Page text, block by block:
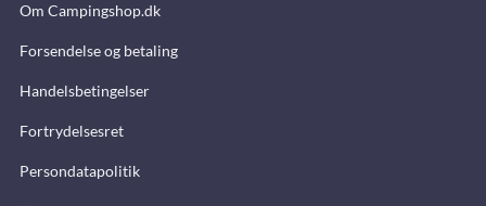
Om Campingshop.dk
Forsendelse og betaling
Handelsbetingelser
Fortrydelsesret
Persondatapolitik